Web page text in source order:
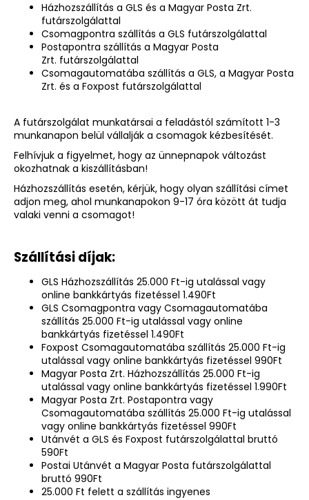
Házhozszállítás a GLS és a Magyar Posta Zrt.
futárszolgálattal
Csomagpontra szállítás a GLS futárszolgálattal
Postapontra szállítás a Magyar Posta
Zrt. futárszolgálattal
Csomagautomatába szállítás a GLS, a Magyar Posta
Zrt. és a Foxpost futárszolgálattal
A futárszolgálat munkatársai a feladástól számított 1-3
munkanapon belül vállalják a csomagok kézbesítését.
Felhívjuk a figyelmet, hogy az ünnepnapok változást
okozhatnak a kiszállításban!
Házhozszállítás esetén, kérjük, hogy olyan szállítási címet
adjon meg, ahol munkanapokon 9-17 óra között át tudja
valaki venni a csomagot!
Szállítási díjak:
GLS Házhozszállítás 25.000 Ft-ig utalással vagy
online bankkártyás fizetéssel 1.490Ft
GLS Csomagpontra vagy Csomagautomatába
szállítás 25.000 Ft-ig utalással vagy online
bankkártyás fizetéssel 1.490Ft
Foxpost Csomagautomatába szállítás 25.000 Ft-ig
utalással vagy online bankkártyás fizetéssel 990Ft
Magyar Posta Zrt. Házhozszállítás 25.000 Ft-ig
utalással vagy online bankkártyás fizetéssel 1.990Ft
Magyar Posta Zrt. Postapontra vagy
Csomagautomatába szállítás 25.000 Ft-ig utalással
vagy online bankkártyás fizetéssel 990Ft
Utánvét a GLS és Foxpost futárszolgálattal bruttó
590Ft
Postai Utánvét a Magyar Posta futárszolgálattal
bruttó 990Ft
25.000 Ft felett a szállítás ingyenes